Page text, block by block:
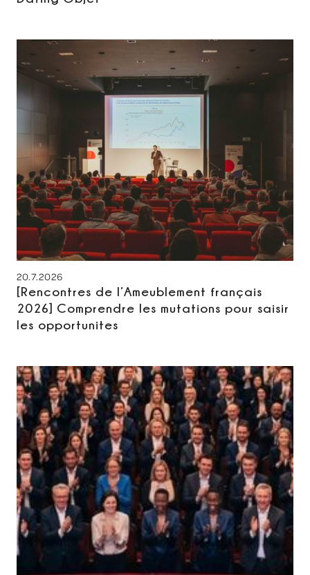
20.7.2026
[Rencontres de l’Ameublement français
2026] Comprendre les mutations pour saisir
les opportunites